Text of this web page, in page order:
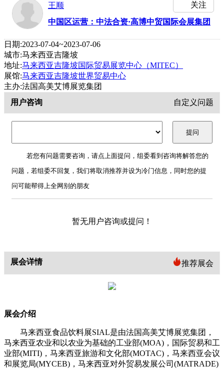
关注
王顺
中国区运营：中法合资·高博中贸国际会展集团
日期:2023-07-04~2023-07-06
城市:马来西亚吉隆坡
地址:马来西亚吉隆坡国际贸易展览中心（MITEC）
展馆:马来西亚吉隆坡世界贸易中心
主办:法国高美艾博展览集团
用户咨询
自定义问题
若您有问题需要咨询，请点上面提问，组委看到咨询将解答您的
问题，若组委不回复，我们将取消推荐并设为冷门信息，同时您的提
问可能帮得上全网别的朋友
暂无用户咨询或提问！
展会详情 推荐展会
展会介绍
马来西亚食品饮料展SIAL是由法国高美艾博展览集团，
马来西亚农业和以农业为基础的工业部(MOA)，国际贸易和工
业部(MITI)，马来西亚旅游和文化部(MOTAC)，马来西亚会议
和展览局(MYCEB)，马来西亚对外贸易发展公司(MATRADE)